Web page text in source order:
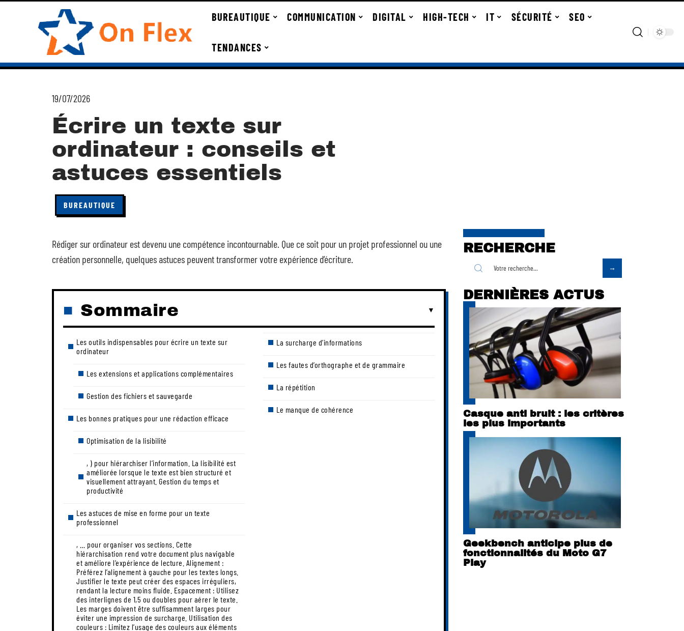
BUREAUTIQUE COMMUNICATION DIGITAL HIGH-TECH IT SÉCURITÉ SEO
TENDANCES
19/07/2026
Écrire un texte sur
ordinateur : conseils et
astuces essentiels
BUREAUTIQUE
Rédiger sur ordinateur est devenu une compétence incontournable. Que ce soit pour un projet professionnel ou une
création personnelle, quelques astuces peuvent transformer votre expérience d’écriture.
Sommaire
Les outils indispensables pour écrire un texte sur
ordinateur
Les extensions et applications complémentaires
Gestion des fichiers et sauvegarde
Les bonnes pratiques pour une rédaction efficace
Optimisation de la lisibilité
, ) pour hiérarchiser l’information. La lisibilité est
améliorée lorsque le texte est bien structuré et
visuellement attrayant. Gestion du temps et
productivité
Les astuces de mise en forme pour un texte
professionnel
, … pour organiser vos sections. Cette
hiérarchisation rend votre document plus navigable
et améliore l’expérience de lecture. Alignement :
Préférez l’alignement à gauche pour les textes longs.
Justifier le texte peut créer des espaces irréguliers,
rendant la lecture moins fluide. Espacement : Utilisez
des interlignes de 1,5 ou doubles pour aérer le texte.
Les marges doivent être suffisamment larges pour
éviter une impression de surcharge. Utilisation des
couleurs : Limitez l’usage des couleurs aux éléments
La surcharge d’informations
Les fautes d’orthographe et de grammaire
La répétition
Le manque de cohérence
RECHERCHE
DERNIÈRES ACTUS
Casque anti bruit : les critères
les plus importants
Geekbench anticipe plus de
fonctionnalités du Moto G7
Play